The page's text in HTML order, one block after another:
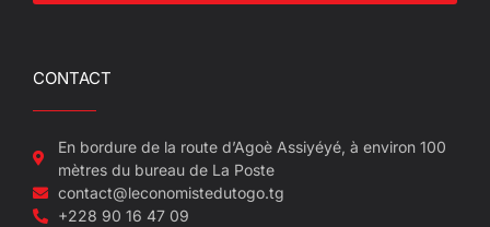
CONTACT
En bordure de la route d’Agoè Assiyéyé, à environ 100
mètres du bureau de La Poste
contact@leconomistedutogo.tg
+228 90 16 47 09